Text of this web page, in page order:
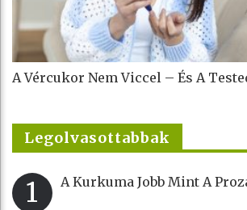
A Vércukor Nem Viccel – És A
Legolvasottabbak
1 A Kurkuma Jobb Mint A